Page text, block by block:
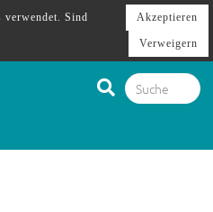
verwendet. Sind
Akzeptieren
Verweigern